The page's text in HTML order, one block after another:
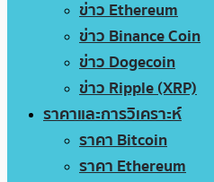
ข่าว Ethereum
ข่าว Binance Coin
ข่าว Dogecoin
ข่าว Ripple (XRP)
ราคาและการวิเคราะห์
ราคา Bitcoin
ราคา Ethereum